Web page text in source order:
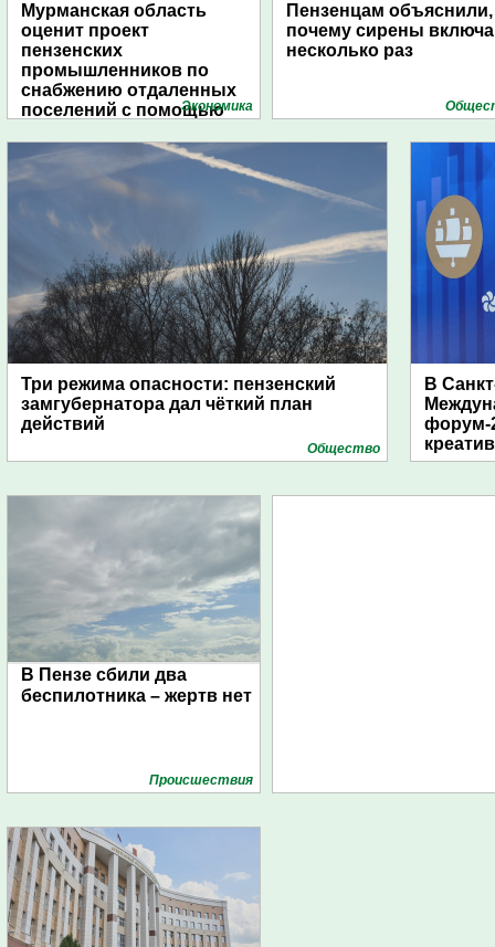
Мурманская область
оценит проект
пензенских
промышленников по
снабжению отдаленных
поселений с помощью
Экономика
Пензенцам объяснили,
почему сирены
несколько раз
Три режима опасности: пензенский
замгубернатора дал чёткий план
действий
Общество
В
форум-
В Пензе сбили два
беспилотника – жертв нет
Проиcшествия